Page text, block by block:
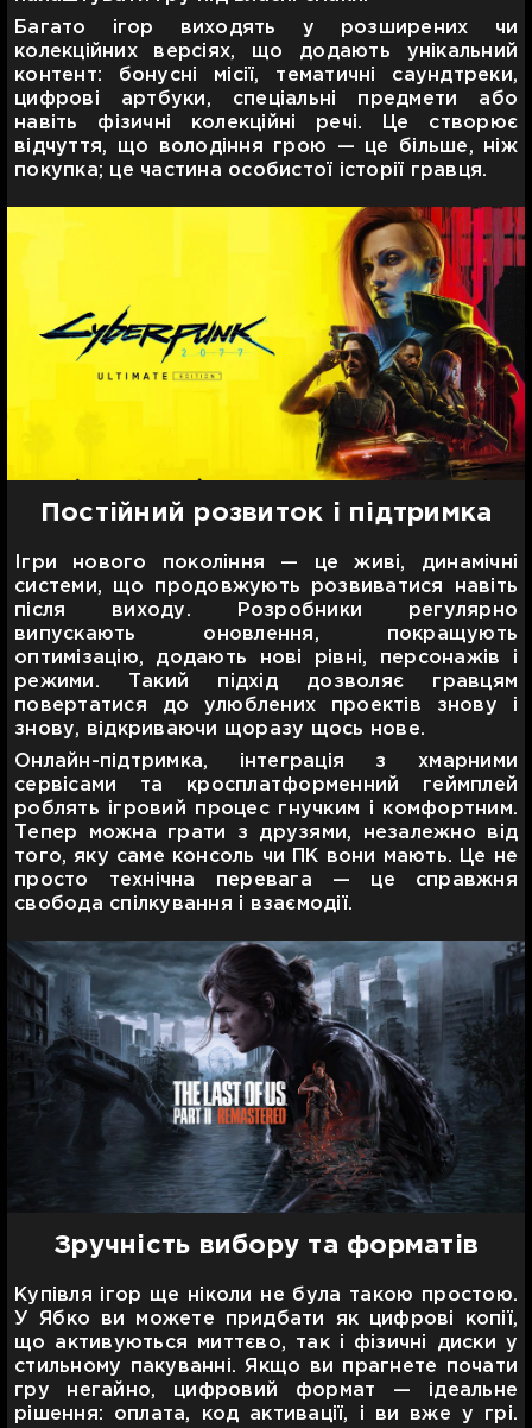
Багато ігор виходять у розширених чи
колекційних версіях, що додають унікальний
контент: бонусні місії, тематичні саундтреки,
цифрові артбуки, спеціальні предмети або
навіть фізичні колекційні речі. Це створює
відчуття, що володіння грою — це більше, ніж
покупка; це частина особистої історії гравця.
Постійний розвиток і підтримка
Ігри нового покоління — це живі, динамічні
системи, що продовжують розвиватися навіть
після виходу. Розробники регулярно
випускають оновлення, покращують
оптимізацію, додають нові рівні, персонажів і
режими. Такий підхід дозволяє гравцям
повертатися до улюблених проектів знову і
знову, відкриваючи щоразу щось нове.
Онлайн-підтримка, інтеграція з хмарними
сервісами та кросплатформенний геймплей
роблять ігровий процес гнучким і комфортним.
Тепер можна грати з друзями, незалежно від
того, яку саме консоль чи ПК вони мають. Це не
просто технічна перевага — це справжня
свобода спілкування і взаємодії.
Зручність вибору та форматів
Купівля ігор ще ніколи не була такою простою.
У Ябко ви можете придбати як цифрові копії,
що активуються миттєво, так і фізичні диски у
стильному пакуванні. Якщо ви прагнете почати
гру негайно, цифровий формат — ідеальне
рішення: оплата, код активації, і ви вже у грі.